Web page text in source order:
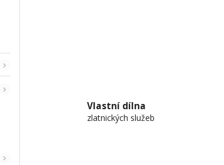
Vlastní dílna
zlatnických služeb